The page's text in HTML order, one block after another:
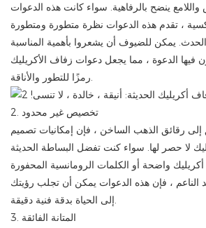
ينضح بالرفاهية. سواء كانت هذه الدعوات
، تقدم هذه الدعوات نظرة متطورة ومتطورة
يمكن للضيوف أن يشعروا بأهمية المناسبة
فيها الدعوة ، مما يجعل دعوات زفاف الأكريليك
رمزًا للتطور والأناقة.
2. تخصيص غير محدود
إلى رقائق الذهب الساخن ، فإن إمكانيات تصميم
لا حصر لها. سواء كنت تفضل البساطة الحديثة
أكريليك واضحة أو الكلمات الرومانسية المحفورة
الناعم ، فإن هذه الدعوات يمكن أن تجلب رؤيتك
إلى الحياة بدقة فنية دقيقة.
3. المتانة الفائقة